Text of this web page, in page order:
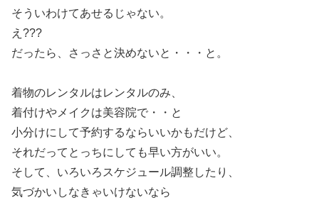
そういわけてあせるじゃない。
え???
だったら、さっさと決めないと・・・と。
着物のレンタルはレンタルのみ、
着付けやメイクは美容院で・・と
小分けにして予約するならいいかもだけど、
それだってとっちにしても早い方がいい。
そして、いろいろスケジュール調整したり、
気づかいしなきゃいけないなら